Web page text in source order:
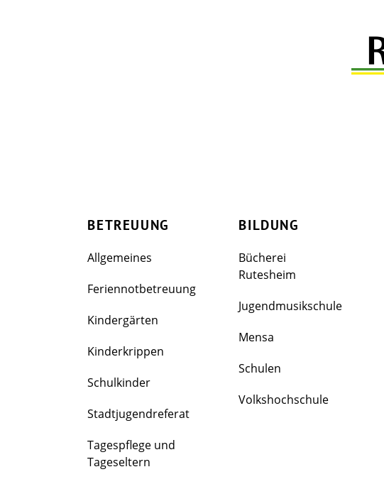
FAMILIE
BILDUNG
BETREUUNG
Allgemeines
Feriennotbetreuung
Kindergärten
Kinderkrippen
Schulkinder
Stadtjugendreferat
Tagespflege und
Tageseltern
BILDUNG
Bücherei
Rutesheim
Jugendmusikschule
Mensa
Schulen
Volkshochschule